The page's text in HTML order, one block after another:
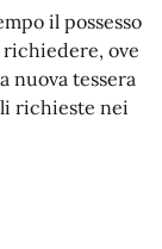
il possesso
ove
nuova tessera
richieste nei